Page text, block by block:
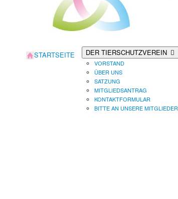
STARTSEITE DER TIERSCHUTZVEREIN
VORSTAND
ÜBER UNS
SATZUNG
MITGLIEDSANTRAG
KONTAKTFORMULAR
BITTE AN UNSERE MITGLIEDER